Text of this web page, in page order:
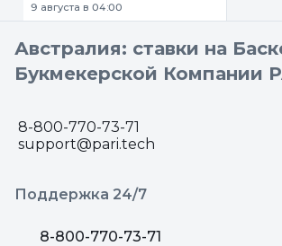
9 августа в 04:00
Австралия: ставки на
Букмекерской Компании
8-800-770-73-71
support@pari.tech
Поддержка 24/7
8-800-770-73-71